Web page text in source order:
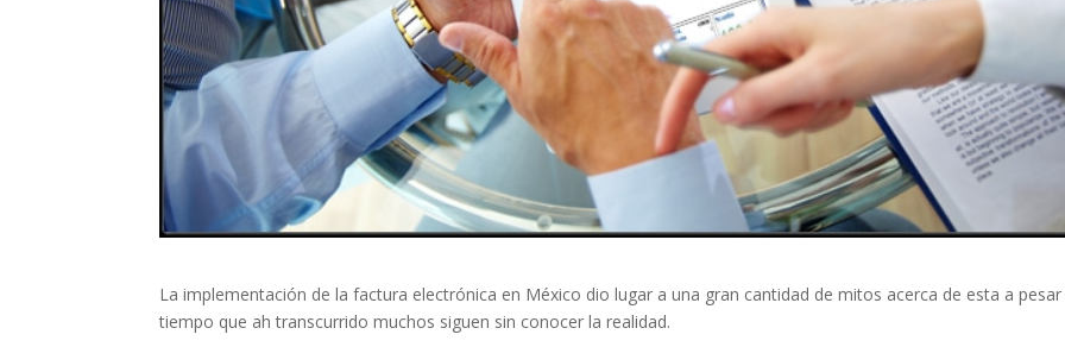
La implementación de la factura electrónica en México dio lugar a una gran cantidad de mitos acerca de esta a
tiempo que ah transcurrido muchos siguen sin conocer la realidad.